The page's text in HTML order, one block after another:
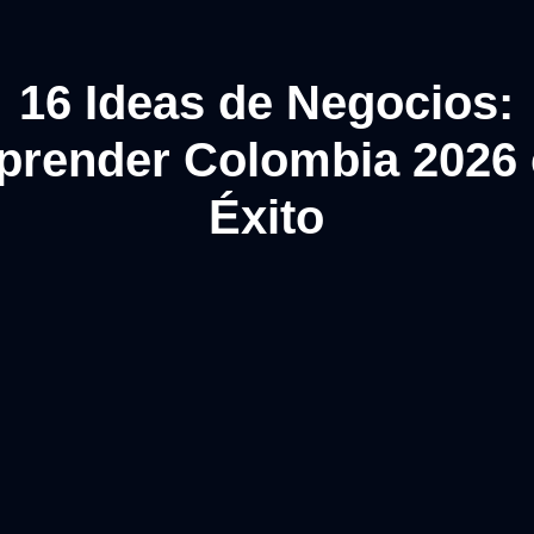
16 Ideas de Negocios:
Colombia 2026
Éxito